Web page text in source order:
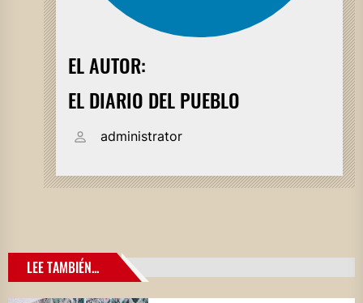
EL AUTOR:
EL DIARIO DEL PUEBLO
administrator
LEE TAMBIÉN...